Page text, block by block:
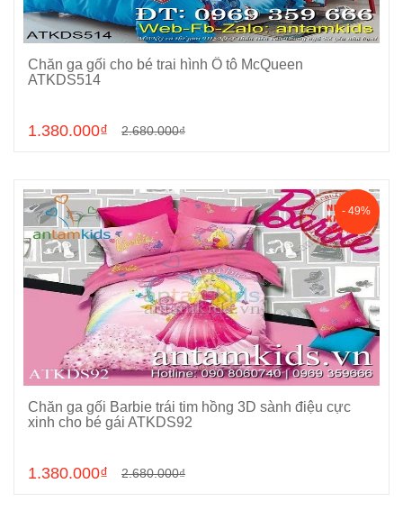
Chọn sản phẩm
Chăn ga gối cho bé trai hình Ô tô McQueen
ATKDS514
1.380.000₫ 2.680.000₫
Chọn sản phẩm
- 49%
Chăn ga gối Barbie trái tim hồng 3D sành điệu cực
xinh cho bé gái ATKDS92
1.380.000₫ 2.680.000₫